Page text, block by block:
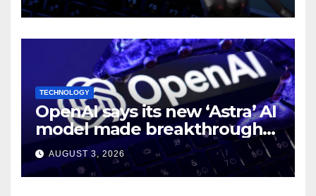
TECHNOLOGY
OpenAI says its new ‘Astra’ AI
model made breakthroughs
in 10 math problems
AUGUST 3, 2026